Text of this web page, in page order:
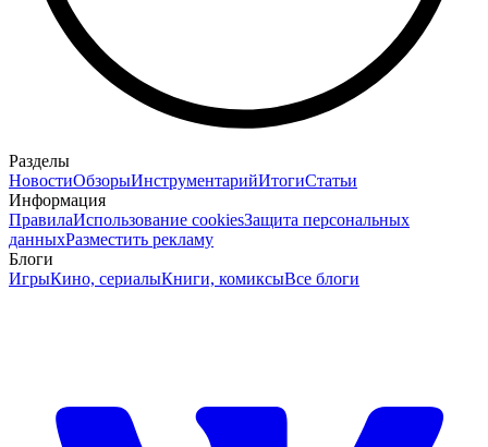
Разделы
НовостиОбзорыИнструментарийИтогиСтатьи
Информация
ПравилаИспользование cookiesЗащита персональных
данныхРазместить рекламу
Блоги
ИгрыКино, сериалыКниги, комиксыВсе блоги